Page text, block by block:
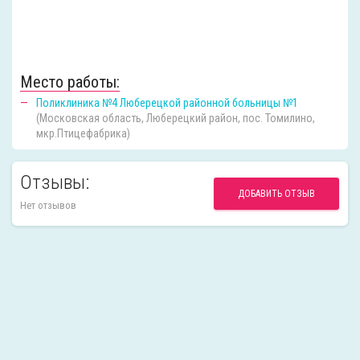
Место работы:
Поликлиника №4 Люберецкой районной больницы №1
(Московская область, Люберецкий район, пос. Томилино,
мкр.Птицефабрика)
ДОБАВИТЬ ОТЗЫВ
Отзывы:
Нет отзывов